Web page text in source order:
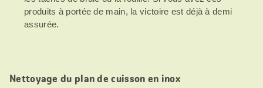
produits à portée de main, la victoire est déjà à demi
assurée.
Nettoyage du plan de cuisson en inox